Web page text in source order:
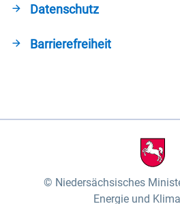
Datenschutz
Barrierefreiheit
Niedersächsisches
Energie und